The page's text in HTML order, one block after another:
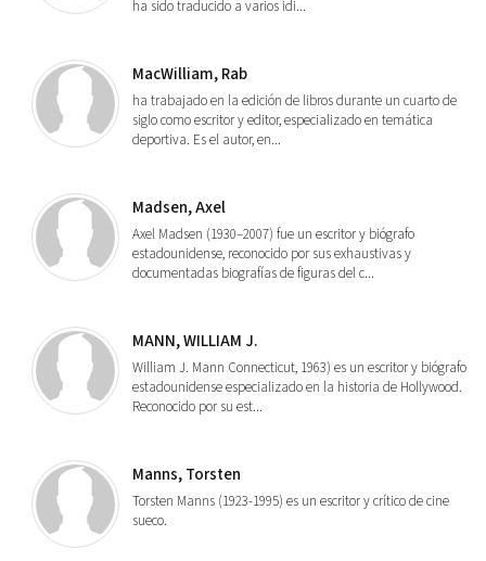
ha sido traducido a varios idi...
MacWilliam, Rab
ha trabajado en la edición de libros durante un cuarto de
siglo como escritor y editor, especializado en temática
deportiva. Es el autor, en...
Madsen, Axel
Axel Madsen (1930–2007) fue un escritor y biógrafo
estadounidense, reconocido por sus exhaustivas y
documentadas biografías de figuras del c...
MANN, WILLIAM J.
William J. Mann Connecticut, 1963) es un escritor y biógrafo
estadounidense especializado en la historia de Hollywood.
Reconocido por su est...
Manns, Torsten
Torsten Manns (1923-1995) es un escritor y crítico de cine
sueco.